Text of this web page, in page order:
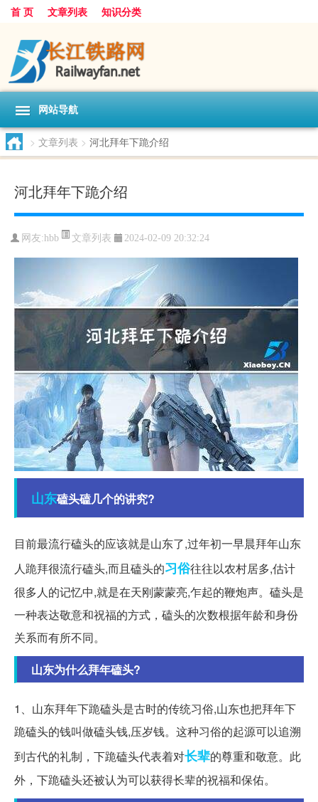
首 页 文章列表 知识分类
网站导航
> 文章列表 > 河北拜年下跪介绍
河北拜年下跪介绍
网友:hbb 文章列表 2024-02-09 20:32:24
山东磕头磕几个的讲究?
目前最流行磕头的应该就是山东了,过年初一早晨拜年山东
人跪拜很流行磕头,而且磕头的习俗往往以农村居多,估计
很多人的记忆中,就是在天刚蒙蒙亮,乍起的鞭炮声。磕头是
一种表达敬意和祝福的方式，磕头的次数根据年龄和身份
关系而有所不同。
山东为什么拜年磕头?
1、山东拜年下跪磕头是古时的传统习俗,山东也把拜年下
跪磕头的钱叫做磕头钱,压岁钱。这种习俗的起源可以追溯
到古代的礼制，下跪磕头代表着对长辈的尊重和敬意。此
外，下跪磕头还被认为可以获得长辈的祝福和保佑。